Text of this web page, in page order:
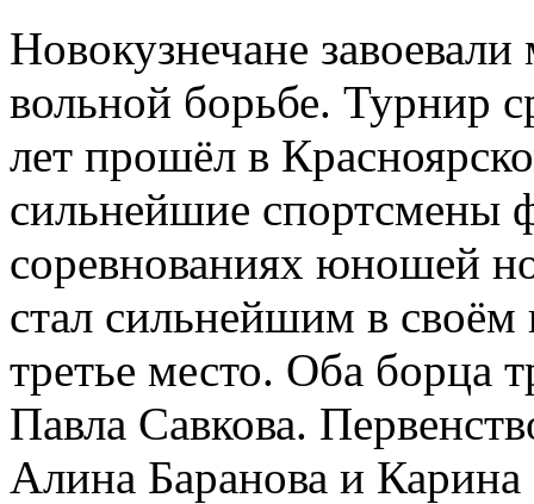
Новокузнечане
вольной борьбе. Турнир
лет прошёл в
сильнейшие спортсмены
соревнованиях юношей
стал сильнейшим в своём
третье место. Оба борца
Павла Савкова.
Алина Баранова и